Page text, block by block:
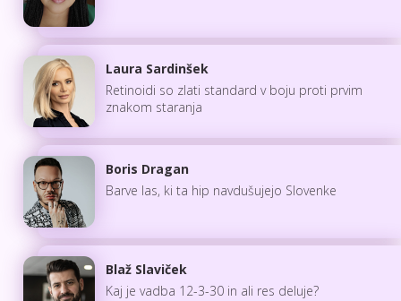
Laura Sardinšek
Retinoidi so zlati standard v boju proti prvim
znakom staranja
Boris Dragan
Barve las, ki ta hip navdušujejo Slovenke
Blaž Slaviček
Kaj je vadba 12-3-30 in ali res deluje?